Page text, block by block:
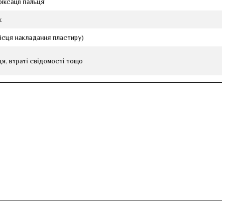
накладання пластиру)
втраті свідомості тощо